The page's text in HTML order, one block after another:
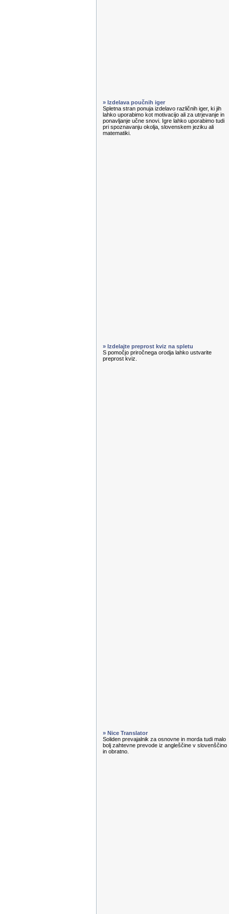
» Izdelava poučnih iger
Spletna stran ponuja izdelavo različnih iger, ki jih
lahko uporabimo kot motivacijo ali za utrjevanje in
ponavljanje učne snovi. Igre lahko uporabimo tudi
pri spoznavanju okolja, slovenskem jeziku ali
matematiki.
» Izdelajte preprost kviz na spletu
S pomočjo priročnega orodja lahko ustvarite
preprost kviz.
» Nice Translator
Soliden prevajalnik za osnovne in morda tudi malo
bolj zahtevne prevode iz angleščine v slovenščino
in obratno.